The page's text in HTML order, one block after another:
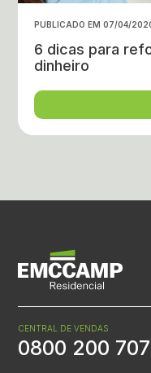
PUBLICADO EM 07/04/
6 dicas para
dinheiro
CENTRAL DE VENDAS
0800 200